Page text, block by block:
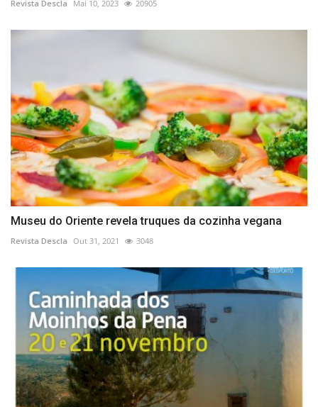
Revista Descla Mai 10, 2023 20905
Museu do Oriente revela truques da cozinha vegana
Revista Descla Out 31, 2021 3048